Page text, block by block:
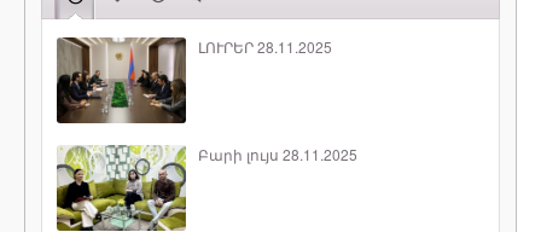
ԼՈՒՐԵՐ 28.11.2025
Բարի լույս 28.11.2025